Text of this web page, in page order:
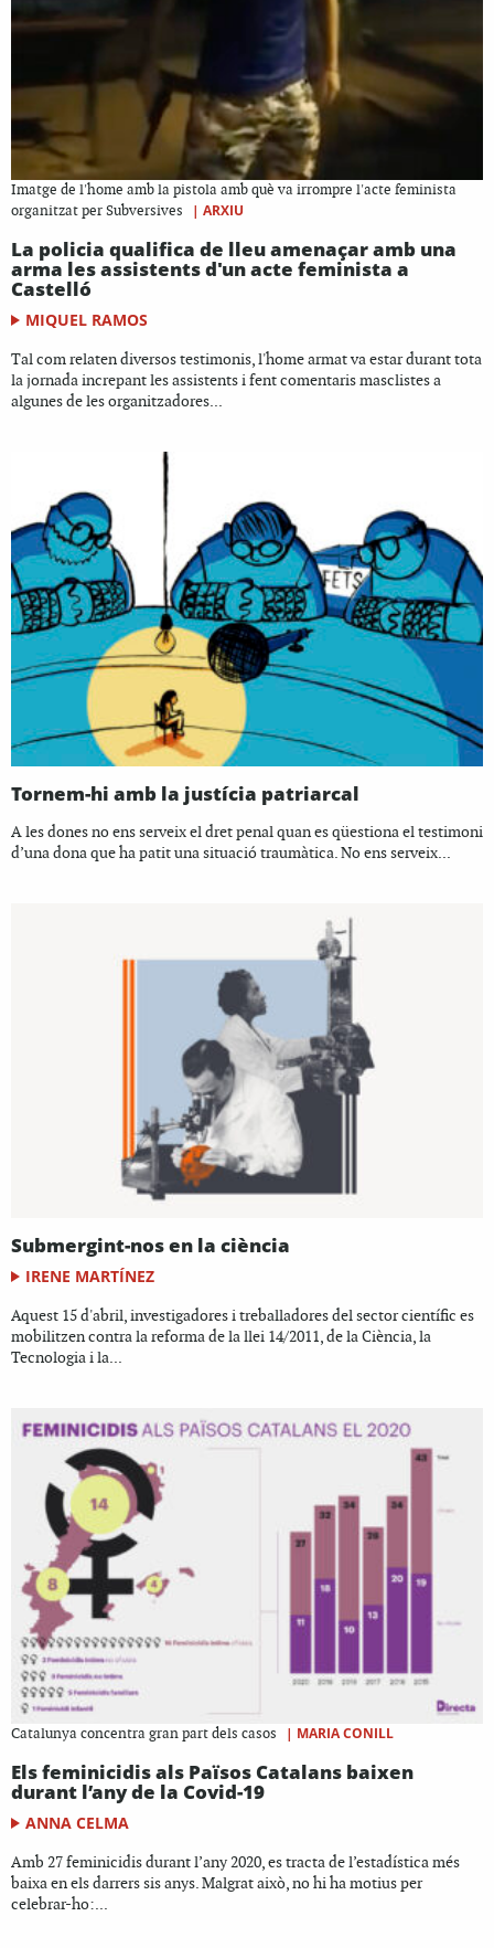
Imatge de l'home amb la pistola amb què va irrompre l'acte feminista
organitzat per Subversives
| ARXIU
La policia qualifica de lleu amenaçar amb una
arma les assistents d'un acte feminista a
Castelló
MIQUEL RAMOS
Tal com relaten diversos testimonis, l'home armat va estar durant tota
la jornada increpant les assistents i fent comentaris masclistes a
algunes de les organitzadores...
Tornem-hi amb la justícia patriarcal
A les dones no ens serveix el dret penal quan es qüestiona el testimoni
d’una dona que ha patit una situació traumàtica. No ens serveix...
Submergint-nos en la ciència
IRENE MARTÍNEZ
Aquest 15 d'abril, investigadores i treballadores del sector científic es
mobilitzen contra la reforma de la llei 14/2011, de la Ciència, la
Tecnologia i la...
Catalunya concentra gran part dels casos | MARIA CONILL
Els feminicidis als Països Catalans baixen
durant l’any de la Covid-19
ANNA CELMA
Amb 27 feminicidis durant l’any 2020, es tracta de l’estadística més
baixa en els darrers sis anys. Malgrat això, no hi ha motius per
celebrar-ho:...